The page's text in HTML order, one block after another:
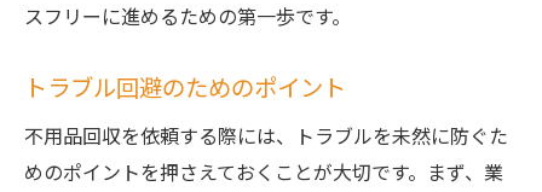
スフリーに進めるための第一歩です。
トラブル回避のためのポイント
不用品回収を依頼する際には、トラブルを未然に防ぐた
めのポイントを押さえておくことが大切です。まず、業